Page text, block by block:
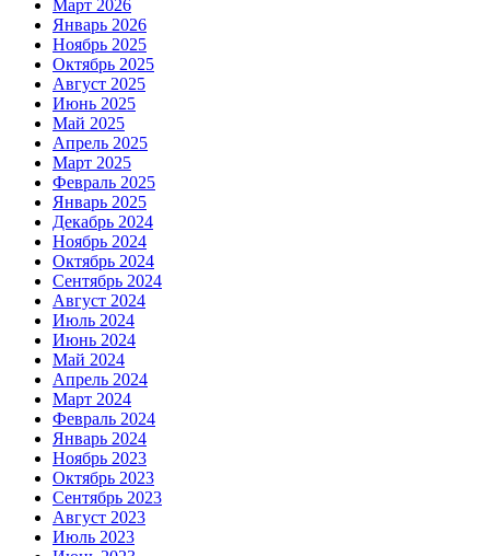
Март 2026
Январь 2026
Ноябрь 2025
Октябрь 2025
Август 2025
Июнь 2025
Май 2025
Апрель 2025
Март 2025
Февраль 2025
Январь 2025
Декабрь 2024
Ноябрь 2024
Октябрь 2024
Сентябрь 2024
Август 2024
Июль 2024
Июнь 2024
Май 2024
Апрель 2024
Март 2024
Февраль 2024
Январь 2024
Ноябрь 2023
Октябрь 2023
Сентябрь 2023
Август 2023
Июль 2023